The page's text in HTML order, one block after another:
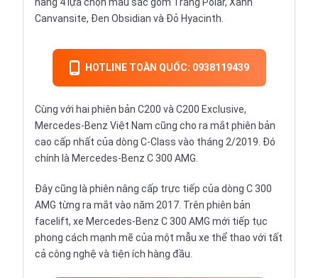
hàng 4 lựa chọn màu sắc gồm Trắng Polar, Xanh
Canvansite, Đen Obsidian và Đỏ Hyacinth.
HOTLINE TOÀN QUỐC: 0938119439
Cùng với hai phiên bản C200 và C200 Exclusive,
Mercedes-Benz Việt Nam cũng cho ra mắt phiên bản
cao cấp nhất của dòng C-Class vào tháng 2/2019. Đó
chính là Mercedes-Benz C 300 AMG.
Đây cũng là phiên nâng cấp trực tiếp của dòng C 300
AMG từng ra mắt vào năm 2017. Trên phiên bản
facelift, xe Mercedes-Benz C 300 AMG mới tiếp tục
phong cách mạnh mẽ của một mẫu xe thể thao với tất
cả công nghệ và tiện ích hàng đầu.